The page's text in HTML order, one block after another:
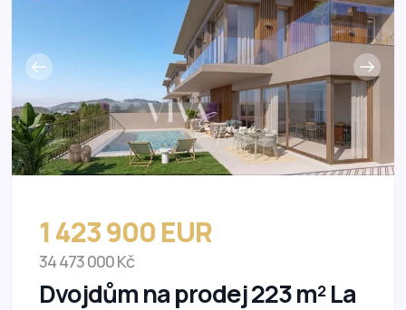
1 423 900 EUR
34 473 000 Kč
Dvojdům na prodej 223 m² La